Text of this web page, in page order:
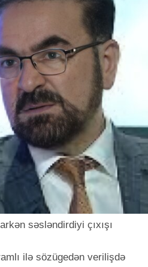
səsləndirdiyi çıxışı
ilə sözügedən verilişdə